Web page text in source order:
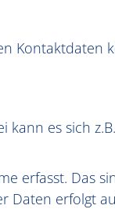
Kontaktdaten
es sich
erfasst. Das
Daten erfolgt